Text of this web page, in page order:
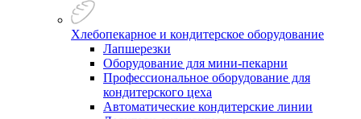
Хлебопекарное и кондитерское оборудование
Лапшерезки
Оборудование для мини-пекарни
Профессиональное оборудование для
кондитерского цеха
Автоматические кондитерские линии